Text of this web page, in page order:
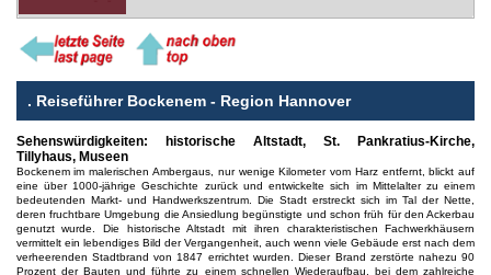
. Reiseführer Bockenem - Region Hannover
Sehenswürdigkeiten: historische Altstadt, St. Pankratius-Kirche,
Tillyhaus, Museen
Bockenem im malerischen Ambergaus, nur wenige Kilometer vom Harz entfernt, blickt auf
eine über 1000-jährige Geschichte zurück und entwickelte sich im Mittelalter zu einem
bedeutenden Markt- und Handwerkszentrum. Die Stadt erstreckt sich im Tal der Nette,
deren fruchtbare Umgebung die Ansiedlung begünstigte und schon früh für den Ackerbau
genutzt wurde. Die historische Altstadt mit ihren charakteristischen Fachwerkhäusern
vermittelt ein lebendiges Bild der Vergangenheit, auch wenn viele Gebäude erst nach dem
verheerenden Stadtbrand von 1847 errichtet wurden. Dieser Brand zerstörte nahezu 90
Prozent der Bauten und führte zu einem schnellen Wiederaufbau, bei dem zahlreiche